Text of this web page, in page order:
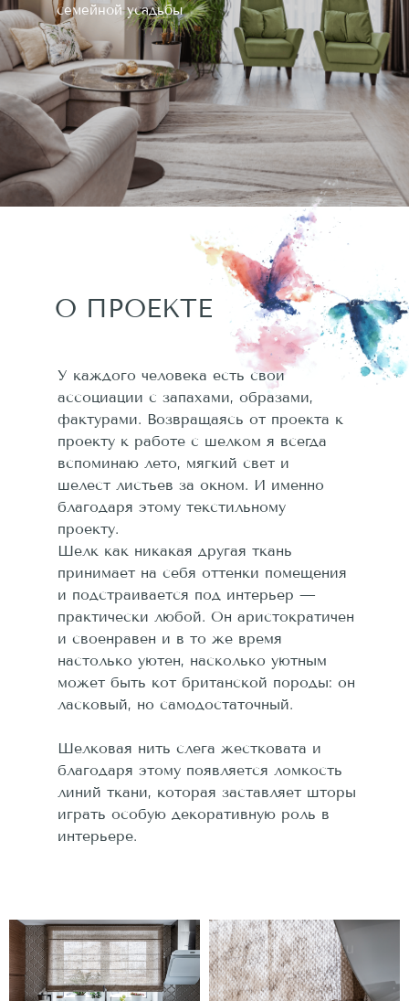
семейной усадьбы
О ПРОЕКТЕ
У каждого человека есть свои
ассоциации с запахами, образами,
фактурами. Возвращаясь от проекта к
проекту к работе с шелком я всегда
вспоминаю лето, мягкий свет и
шелест листьев за окном. И именно
благодаря этому текстильному
проекту.
Шелк как никакая другая ткань
принимает на себя оттенки помещения
и подстраивается под интерьер —
практически любой. Он аристократичен
и своенравен и в то же время
настолько уютен, насколько уютным
может быть кот британской породы: он
ласковый, но самодостаточный.
Шелковая нить слега жестковата и
благодаря этому появляется ломкость
линий ткани, которая заставляет шторы
играть особую декоративную роль в
интерьере.